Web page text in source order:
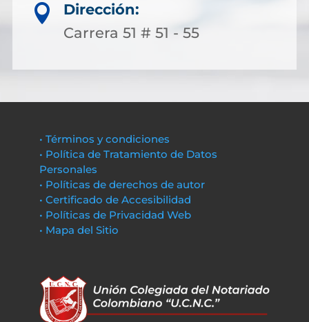

Dirección:
Carrera 51 # 51 - 55
• Términos y condiciones
• Política de Tratamiento de Datos
Personales
• Políticas de derechos de autor
• Certificado de Accesibilidad
• Políticas de Privacidad Web
• Mapa del Sitio